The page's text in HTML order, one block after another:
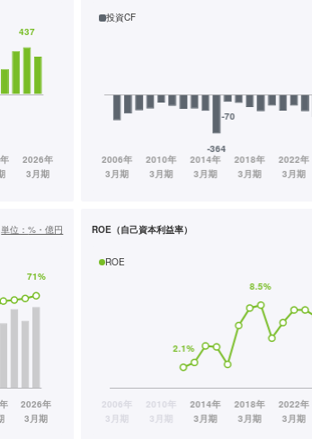
投資CF
単位：%・億円 ROE（自己資本利益率）
ROE